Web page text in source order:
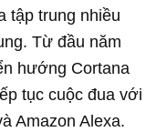
tập trung nhiều
Từ đầu năm
hướng Cortana
tục cuộc đua với
Amazon Alexa.